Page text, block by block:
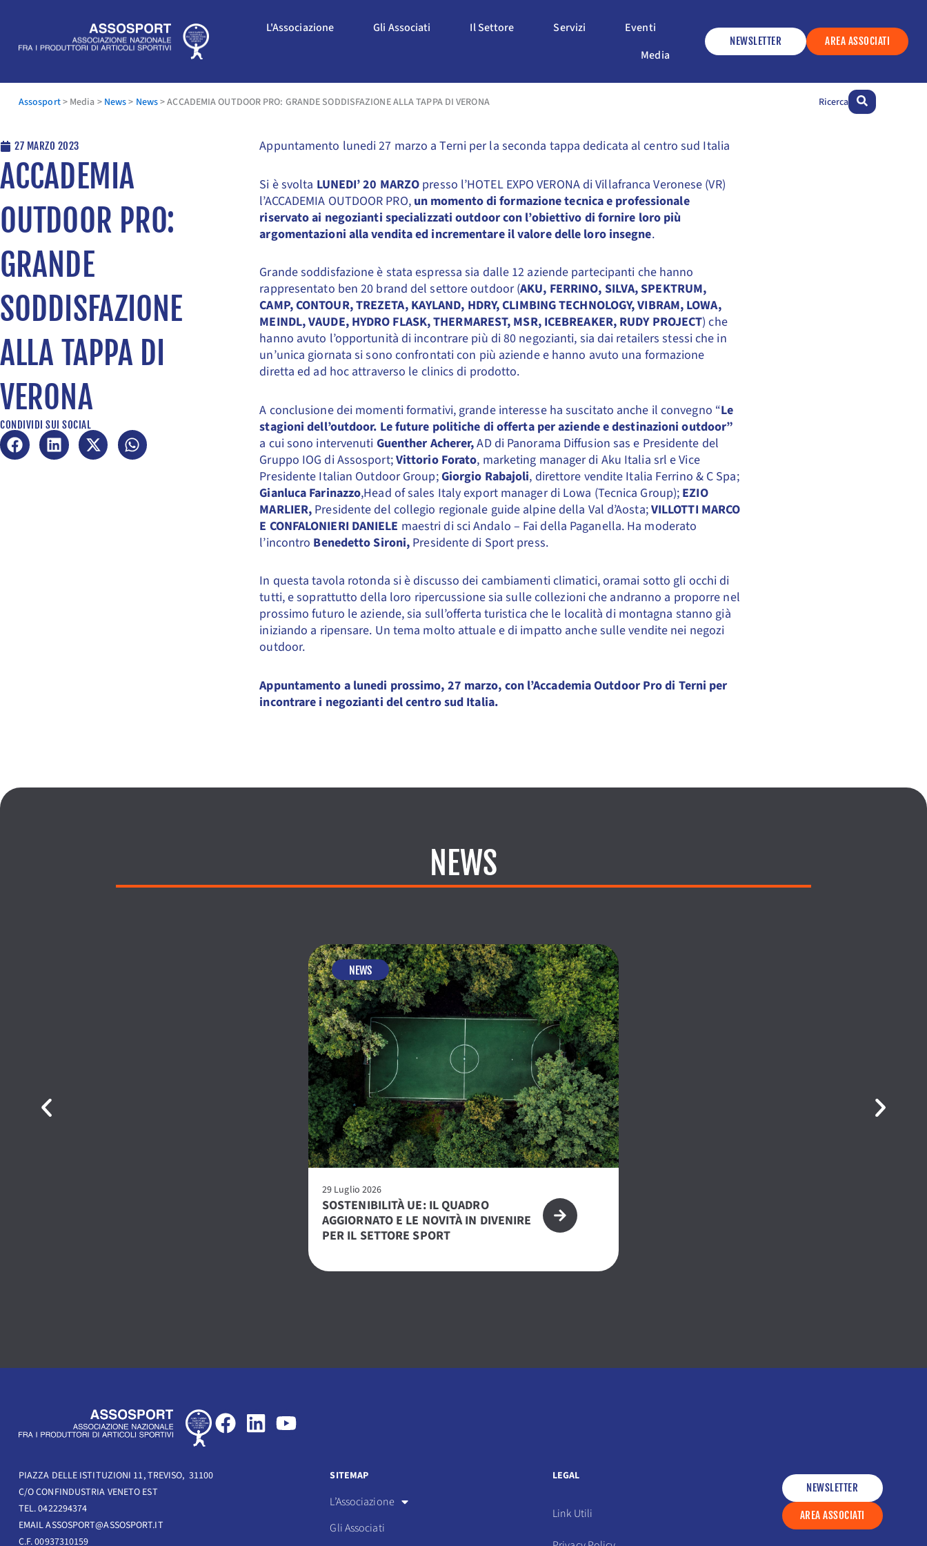
contenuto
L'Associazione Apri L'Associazione
Gli Associati Apri Gli Associati
Il Settore Apri Il Settore
Servizi Apri ServiziEventi
Media Apri Media
NEWSLETTER AREA ASSOCIATI
Assosport> Media > News> News>ACCADEMIA OUTDOOR PRO: GRANDE SODDISFAZIONE ALLA TAPPA DI VERONA Ricerca
27 MARZO 2023
ACCADEMIA
OUTDOOR PRO:
GRANDE
SODDISFAZIONE
ALLA TAPPA DI
VERONA
CONDIVIDI SUI SOCIAL
Appuntamento lunedi 27 marzo a Terni per la seconda tappa dedicata al centro sud Italia
Si è svolta LUNEDI’ 20 MARZO presso l’HOTEL EXPO VERONA di Villafranca Veronese (VR)
l’ACCADEMIA OUTDOOR PRO, un momento di formazione tecnica e professionale
riservato ai negozianti specializzati outdoor con l’obiettivo di fornire loro più
argomentazioni alla vendita ed incrementare il valore delle loro insegne.
Grande soddisfazione è stata espressa sia dalle 12 aziende partecipanti che hanno
rappresentato ben 20 brand del settore outdoor (AKU, FERRINO, SILVA, SPEKTRUM,
CAMP, CONTOUR, TREZETA, KAYLAND, HDRY, CLIMBING TECHNOLOGY, VIBRAM, LOWA,
MEINDL, VAUDE, HYDRO FLASK, THERMAREST, MSR, ICEBREAKER, RUDY PROJECT) che
hanno avuto l’opportunità di incontrare più di 80 negozianti, sia dai retailers stessi che in
un’unica giornata si sono confrontati con più aziende e hanno avuto una formazione
diretta ed ad hoc attraverso le clinics di prodotto.
A conclusione dei momenti formativi, grande interesse ha suscitato anche il convegno “Le
stagioni dell’outdoor. Le future politiche di offerta per aziende e destinazioni outdoor”
a cui sono intervenuti Guenther Acherer,AD di Panorama Diffusion sas e Presidente del
Gruppo IOG di Assosport;Vittorio Forato, marketing manager di Aku Italia srl e Vice
Presidente Italian Outdoor Group;Giorgio Rabajoli, direttore vendite Italia Ferrino & C Spa;
Gianluca Farinazzo,Head of sales Italy export manager di Lowa (Tecnica Group); EZIO
MARLIER, Presidente del collegio regionale guide alpine della Val d’Aosta;VILLOTTI MARCO
E CONFALONIERI DANIELE maestri di sci Andalo – Fai della Paganella. Ha moderato
l’incontro Benedetto Sironi, Presidente di Sport press.
In questa tavola rotonda si è discusso dei cambiamenti climatici, oramai sotto gli occhi di
tutti, e soprattutto della loro ripercussione sia sulle collezioni che andranno a proporre nel
prossimo futuro le aziende, sia sull’offerta turistica che le località di montagna stanno già
iniziando a ripensare. Un tema molto attuale e di impatto anche sulle vendite nei negozi
outdoor.
Appuntamento a lunedi prossimo, 27 marzo, con l’Accademia Outdoor Pro di Terni per
incontrare i negozianti del centro sud Italia.
NEWS
NEWS
29 Luglio 2026
SOSTENIBILITÀ UE: IL QUADRO
AGGIORNATO E LE NOVITÀ IN DIVENIRE
PER IL SETTORE SPORT
F
a
L
i
Y
o
PIAZZA DELLE ISTITUZIONI 11, TREVISO, 31100
C/O CONFINDUSTRIA VENETO EST
TEL. 0422294374
EMAIL ASSOSPORT@ASSOSPORT.IT
C.F. 00937310159
SITEMAP
L’Associazione
Gli Associati
LEGAL
Link Utili
NEWSLETTER
AREA ASSOCIATI